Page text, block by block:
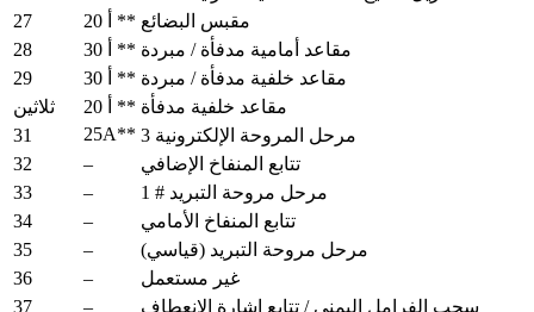
27
20 أ ** مقبس البضائع
28
30 أ ** مقاعد أمامية مدفأة / مبردة
29
30 أ ** مقاعد خلفية مدفأة / مبردة
ثلاثين
20 أ ** مقاعد خلفية مدفأة
31
25A**
مرحل المروحة الإلكترونية 3
32
–
تتابع المنفاخ الإضافي
33
–
مرحل مروحة التبريد # 1
34
–
تتابع المنفاخ الأمامي
35
–
مرحل مروحة التبريد (قياسي)
36
–
غير مستعمل
37
–
سحب الفرامل اليمنى / تتابع إشارة الانعطاف